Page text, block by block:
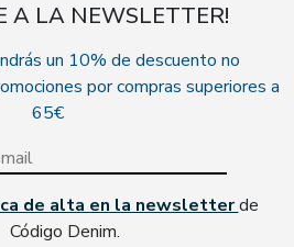
A LA NEWSLETTER!
un 10% de descuento no
por compras superiores a
65€
de alta en la newsletterde
Código Denim.